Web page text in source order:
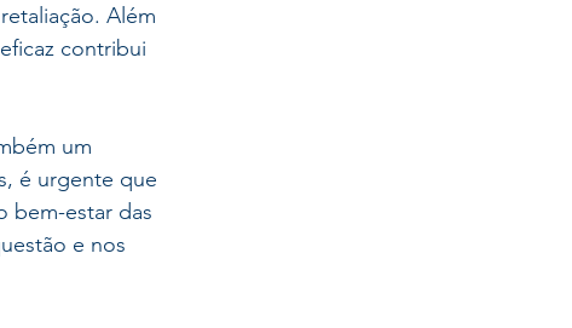
Além
contribui
um
é urgente que
bem-estar das
e nos